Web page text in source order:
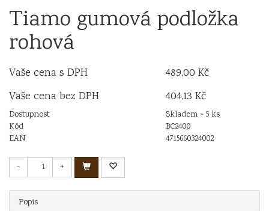
Tiamo gumová podložka
rohová
Vaše cena s DPH
489,00 Kč
Vaše cena bez DPH
404,13 Kč
Dostupnost
Skladem > 5 ks
Kód
BC2400
EAN
4715660324002
- +
Popis